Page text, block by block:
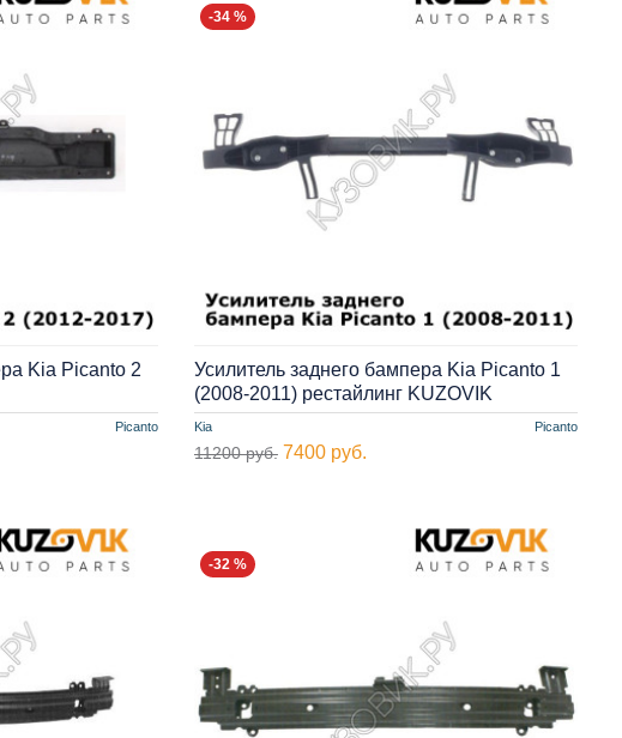
Picanto
Kia Picanto 2
-34 %
Kia Picanto
Усилитель заднего бампера Kia Picanto 1
(2008-2011) рестайлинг KUZOVIK
11200 руб. 7400 руб.
-32 %